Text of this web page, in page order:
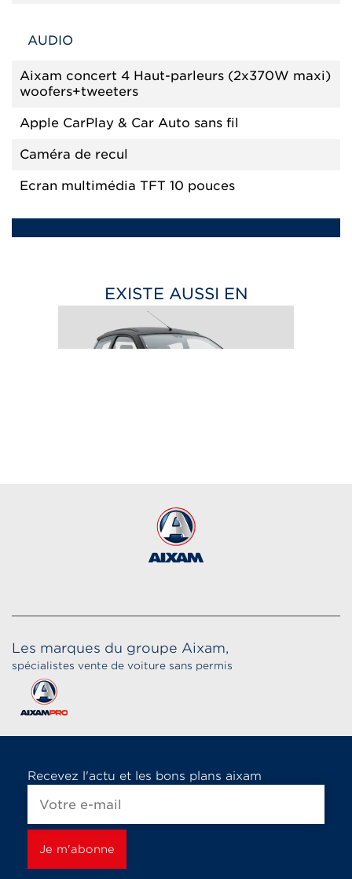
AUDIO
Aixam concert 4 Haut-parleurs (2x370W maxi)
woofers+tweeters
Apple CarPlay & Car Auto sans fil
Caméra de recul
Ecran multimédia TFT 10 pouces
EXISTE AUSSI EN
Les marques du groupe Aixam,
spécialistes vente de voiture sans permis
Recevez l'actu et les bons plans aixam